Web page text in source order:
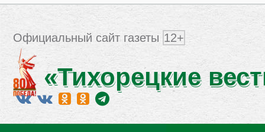
Официальный сайт газеты 12+
«Тихорецкие